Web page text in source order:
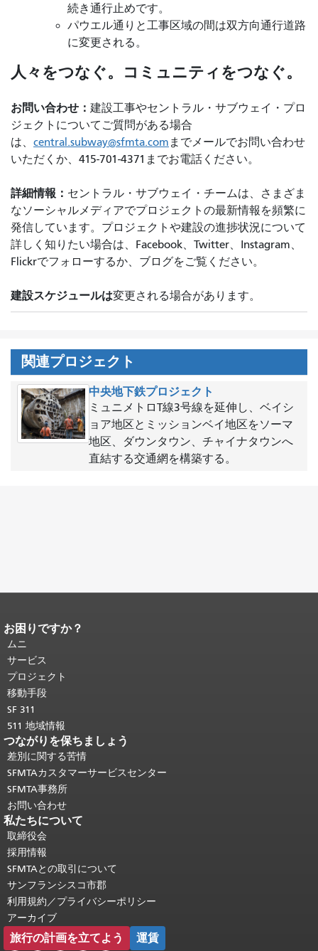
続き通行止めです。
パウエル通りと工事区域の間は双方向通行道路
に変更される。
人々をつなぐ。コミュニティをつなぐ。
お問い合わせ： 建設工事やセントラル・サブウェイ・プロ
ジェクトについてご質問がある場合
は、 central.subway@sfmta.com までメールでお問い合わせ
いただくか、415-701-4371までお電話ください。
詳細情報： セントラル・サブウェイ・チームは、さまざま
なソーシャルメディアでプロジェクトの最新情報を頻繁に
発信しています。プロジェクトや建設の進捗状況について
詳しく知りたい場合は、Facebook、Twitter、Instagram、
Flickrでフォローするか、ブログをご覧ください。
建設スケジュールは変更される場合があります。
関連プロジェクト
中央地下鉄プロジェクト
ミュニメトロT線3号線を延伸し、ベイシ
ョア地区とミッションベイ地区をソーマ
地区、ダウンタウン、チャイナタウンへ
直結する交通網を構築する。
ページコンテンツの終わり。
ジの残りの部分はすべてのページで繰
り返されます。
頭に戻る。
お困りですか？
ムニ
サービス
プロジェクト
移動手段
SF 311
511 地域情報
つながりを保ちましょう
差別に関する苦情
SFMTAカスタマーサービスセンター
SFMTA事務所
お問い合わせ
私たちについて
取締役会
採用情報
SFMTAとの取引について
サンフランシスコ市郡
利用規約／プライバシーポリシー
アーカイブ
旅行の計画を立てよう 運賃